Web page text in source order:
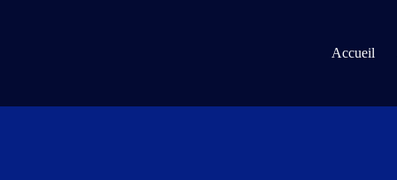
Accueil